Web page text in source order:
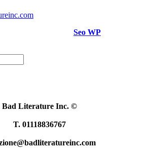
Seo WP
Bad Literature Inc. ©
T. 01118836767